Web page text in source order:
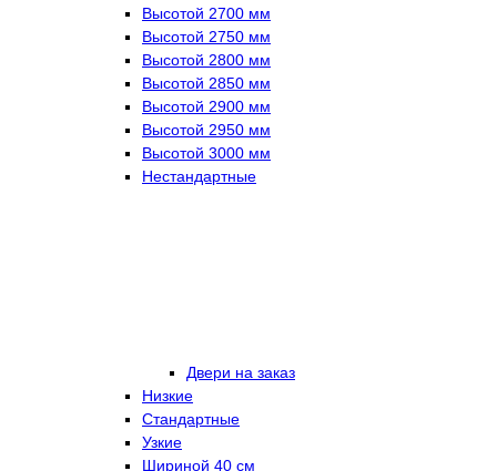
Высотой 2700 мм
Высотой 2750 мм
Высотой 2800 мм
Высотой 2850 мм
Высотой 2900 мм
Высотой 2950 мм
Высотой 3000 мм
Нестандартные
Двери на заказ
Низкие
Стандартные
Узкие
Шириной 40 см